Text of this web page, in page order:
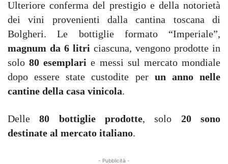
Ulteriore conferma del prestigio e della notorietà
dei vini provenienti dalla cantina toscana di
Bolgheri. Le bottiglie formato “Imperiale”,
magnum da 6 litri ciascuna, vengono prodotte in
solo80 esemplari e messi sul mercato mondiale
dopo essere state custodite per un anno nelle
cantine della casa vinicola.
Delle80 bottiglie prodotte, solo 20 sono
destinate al mercato italiano.
- Pubblicità -